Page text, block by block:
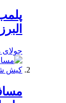
البرز
جولای 14, 2020